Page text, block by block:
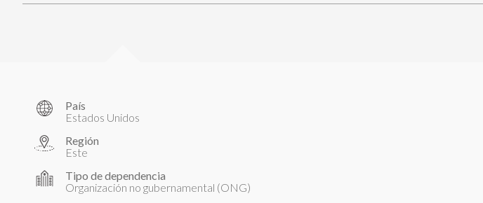
País
Estados Unidos
Región
Este
Tipo de dependencia
Organización no gubernamental (ONG)